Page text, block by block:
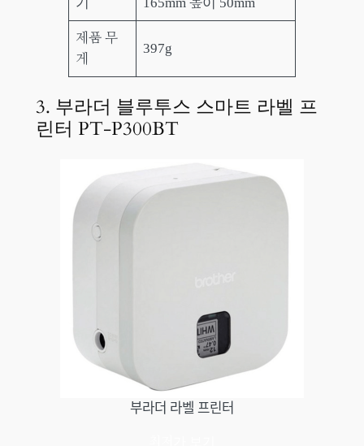
제품 무
게
397g
3. 부라더 블루투스 스마트 라벨 프
린터 PT-P300BT
부라더 라벨 프린터